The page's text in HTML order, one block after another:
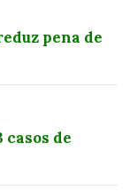
pena de
casos de